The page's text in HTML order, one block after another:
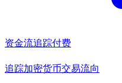
资金流追踪付费
追踪加密货币交易流向